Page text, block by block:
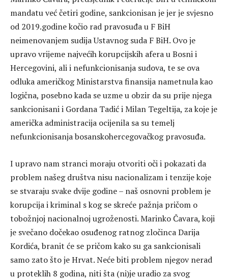
mandatu već četiri godine, sankcionisan je jer je svjesno
od 2019.godine kočio rad pravosuđa u F BiH
neimenovanjem sudija Ustavnog suda F BiH. Ovo je
upravo vrijeme najvećih korupcijskih afera u Bosni i
Hercegovini, ali i nefunkcionisanja sudova, te se ova
odluka američkog Ministarstva finansija nametnula kao
logična, posebno kada se uzme u obzir da su prije njega
sankcionisani i Gordana Tadić i Milan Tegeltija, za koje je
američka administracija ocijenila sa su temelj
nefunkcionisanja bosanskohercegovačkog pravosuđa.
I upravo nam stranci moraju otvoriti oči i pokazati da
problem našeg društva nisu nacionalizam i tenzije koje
se stvaraju svake dvije godine – naš osnovni problem je
korupcija i kriminal s kog se skreće pažnja pričom o
tobožnjoj nacionalnoj ugroženosti. Marinko Čavara, koji
je svečano dočekao osuđenog ratnog zločinca Darija
Kordića, branit će se pričom kako su ga sankcionisali
samo zato što je Hrvat. Neće biti problem njegov nerad
u proteklih 8 godina, niti šta (ni)je uradio za svog